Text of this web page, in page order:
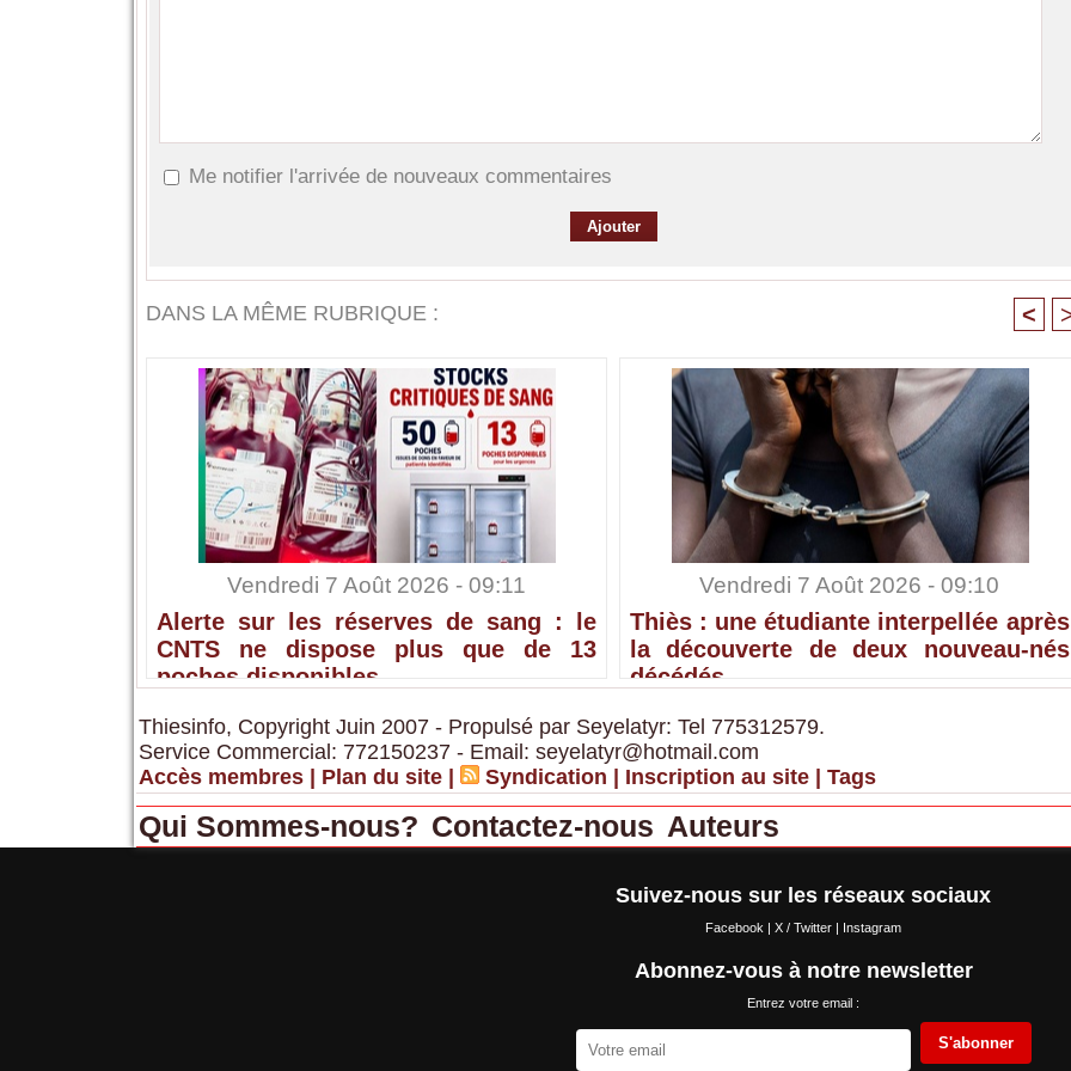
Me notifier l'arrivée de nouveaux commentaires
DANS LA MÊME RUBRIQUE : <
Vendredi 7 Août 2026 - 09:11
Alerte sur les réserves de sang : le
CNTS ne dispose plus que de 13
poches disponibles
Vendredi 7 Août 2026 - 09:10
Thiès : une étudiante interpellée après
la découverte de deux nouveau-nés
décédés
Thiesinfo, Copyright Juin 2007 - Propulsé par Seyelatyr: Tel 775312579.
Service Commercial: 772150237 - Email: seyelatyr@hotmail.com
Accès membres
Plan du site Syndication Inscription au site Tags
Qui Sommes-nous? Contactez-nous Auteurs
Suivez-nous sur les réseaux sociaux
Facebook | X / Twitter | Instagram
Abonnez-vous à notre newsletter
Entrez votre email :
S'abonner